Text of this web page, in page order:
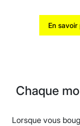
En
Chaque
Lorsque vous